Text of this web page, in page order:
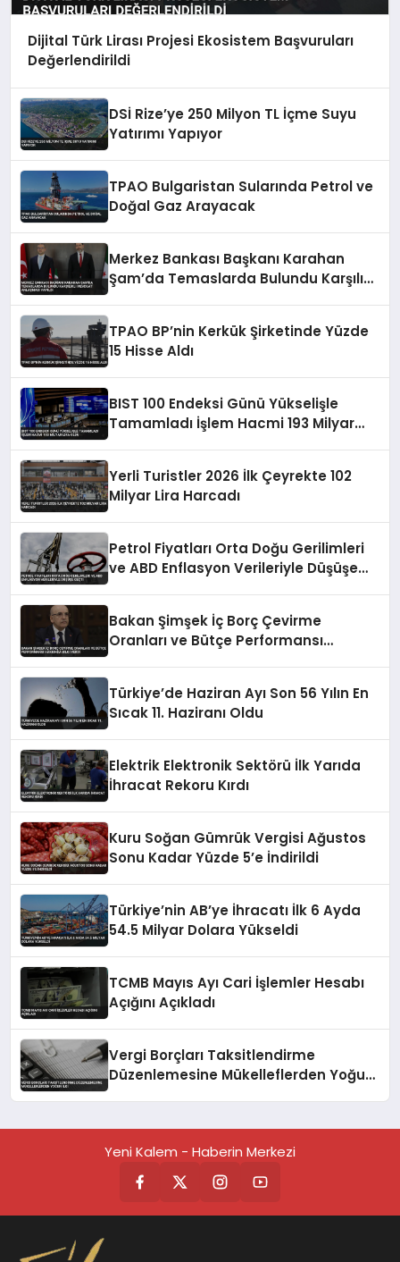
Dijital Türk Lirası Projesi Ekosistem Başvuruları
Değerlendirildi
DSİ Rize’ye 250 Milyon TL İçme Suyu
Yatırımı Yapıyor
TPAO Bulgaristan Sularında Petrol ve
Doğal Gaz Arayacak
Merkez Bankası Başkanı Karahan
Şam’da Temaslarda Bulundu Karşılıklı
TPAO BP’nin Kerkük Şirketinde Yüzde
15 Hisse Aldı
BIST 100 Endeksi Günü Yükselişle
Tamamladı İşlem Hacmi 193 Milyar
Yerli Turistler 2026 İlk Çeyrekte 102
Milyar Lira Harcadı
Petrol Fiyatları Orta Doğu Gerilimleri
ve ABD Enflasyon Verileriyle Düşüşe
Bakan Şimşek İç Borç Çevirme
Oranları ve Bütçe Performansı
Türkiye’de Haziran Ayı Son 56 Yılın En
Sıcak 11. Haziranı Oldu
Elektrik Elektronik Sektörü İlk Yarıda
İhracat Rekoru Kırdı
Kuru Soğan Gümrük Vergisi Ağustos
Sonu Kadar Yüzde 5’e İndirildi
Türkiye’nin AB’ye İhracatı İlk 6 Ayda
54.5 Milyar Dolara Yükseldi
TCMB Mayıs Ayı Cari İşlemler Hesabı
Açığını Açıkladı
Vergi Borçları Taksitlendirme
Düzenlemesine Mükelleflerden Yoğun
Yeni Kalem - Haberin Merkezi